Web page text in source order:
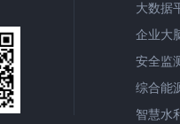
大数据
企业大
安全监
综合能
智慧水